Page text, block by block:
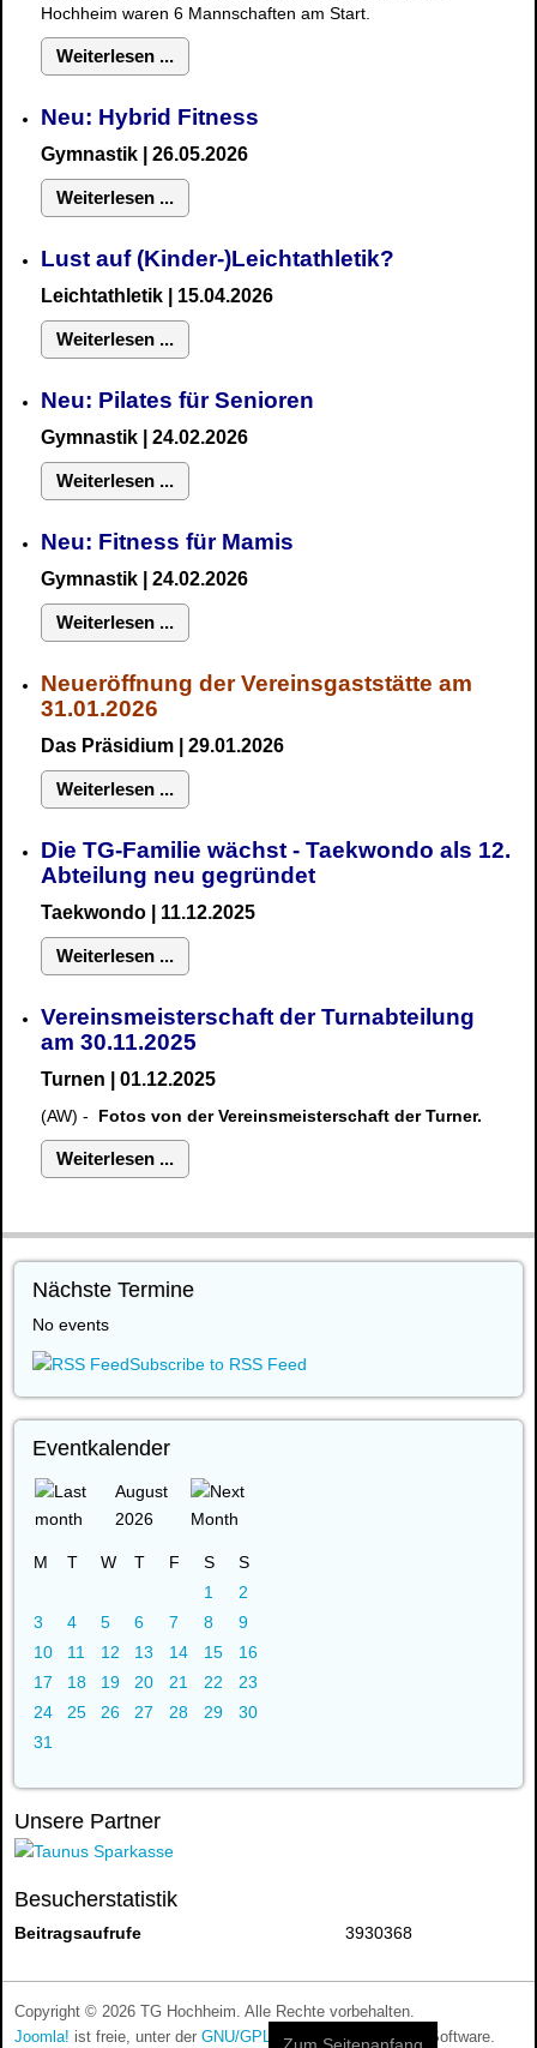
Hochheim waren 6 Mannschaften am Start.
Weiterlesen ...
Neu: Hybrid Fitness
Gymnastik | 26.05.2026
Weiterlesen ...
Lust auf (Kinder-)Leichtathletik?
Leichtathletik | 15.04.2026
Weiterlesen ...
Neu: Pilates für Senioren
Gymnastik | 24.02.2026
Weiterlesen ...
Neu: Fitness für Mamis
Gymnastik | 24.02.2026
Weiterlesen ...
Neueröffnung der Vereinsgaststätte am
31.01.2026
Das Präsidium | 29.01.2026
Weiterlesen ...
Die TG-Familie wächst - Taekwondo als 12.
Abteilung neu gegründet
Taekwondo | 11.12.2025
Weiterlesen ...
Vereinsmeisterschaft der Turnabteilung
am 30.11.2025
Turnen | 01.12.2025
(AW) - Fotos von der Vereinsmeisterschaft der Turner.
Weiterlesen ...
Nächste Termine
No events
Subscribe to RSS Feed
Eventkalender
August
2026
M T W T F S
S
1
2
3
4 5 6 7 8
9
10
11 12 13 14 15
16
17
18 19 20 21 22
23
24
25 26 27 28 29
30
31
Unsere Partner
Besucherstatistik
Beitragsaufrufe 3930368
Copyright © 2026 TG Hochheim. Alle Rechte vorbehalten.
Joomla! ist freie, unter der GNU/GPL-Lizenz veröffentlichte Software.